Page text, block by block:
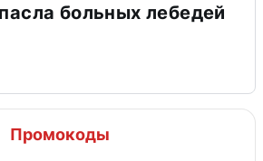
больных лебедей
Промокоды